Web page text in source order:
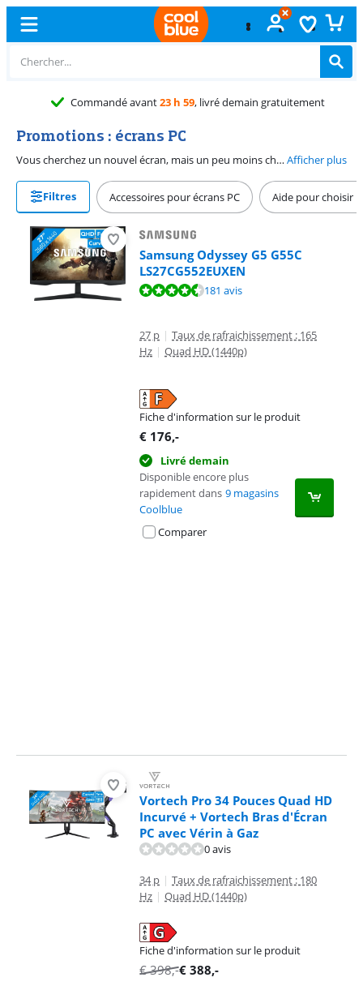
Commandé avant23 h 59, livré demain gratuitement
Promotions : écrans PC
Vous cherchez un nouvel écran, mais un peu moins cher que d'habitude ? Vous trouverez ici la promotion que vous attendiez depuis un moment. Que vous vouliez un écran pour la maison ou le bureau, pour les jeux vidéo ou le design, vous trouverez toujours un écran bon marché qui correspond à votre utilisation. Nous sommes toujours prêts à vous aider dans votre recherche. Vous trouverez ainsi toujours la meilleure affaire.Afficher plus
Filtres Accessoires pour écrans PC Aide pour choisir
Samsung Odyssey G5 G55C
LS27CG552EUXEN
La note est de 9,0 sur 10, basée sur 181 avis.181 avis
27 p | Taux de rafraichissement : 165
Hz | Quad HD (1440p)
Fiche d'information sur le produit
s'ouvre dans un nouvel onglet
€ 176,-
Livré demain
Disponible encore plus
rapidement dans 9 magasins
Coolblue
Comparer
Vortech Pro 34 Pouces Quad HD
Incurvé + Vortech Bras d'Écran
PC avec Vérin à Gaz
0 avis
34 p | Taux de rafraichissement : 180
Hz | Quad HD (1440p)
Fiche d'information sur le produit
s'ouvre dans un nouvel onglet
€398,-€ 388,-